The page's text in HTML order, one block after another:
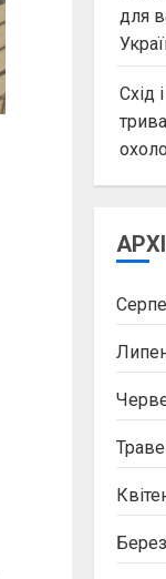
для
Схід